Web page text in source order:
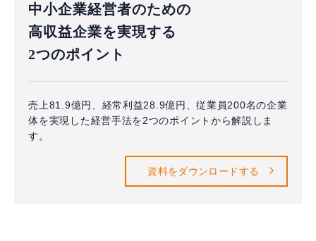
中小企業経営者のための
高収益企業を実現する
2つのポイント
売上81.9億円、経常利益28.9億円、従業員200名の企業
体を実現した経営手法を2つのポイントから解説しま
す。
資料をダウンロードする